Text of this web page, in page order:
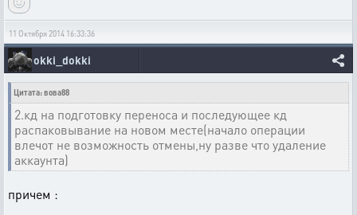
11 Октября 2014 16:33:36
okki_dokki
Цитата: вова88
2.кд на подготовку переноса и последующее кд
распаковывание на новом месте(начало операции
влечот не возможность отмены,ну разве что удаление
аккаунта)
причем :